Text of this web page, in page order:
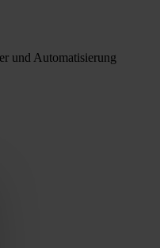
und Automatisierung